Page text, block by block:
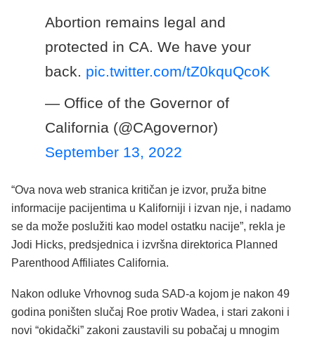
Abortion remains legal and
protected in CA. We have your
back. pic.twitter.com/tZ0kquQcoK
— Office of the Governor of
California (@CAgovernor)
September 13, 2022
“Ova nova web stranica kritičan je izvor, pruža bitne
informacije pacijentima u Kaliforniji i izvan nje, i nadamo
se da može poslužiti kao model ostatku nacije”, rekla je
Jodi Hicks, predsjednica i izvršna direktorica Planned
Parenthood Affiliates California.
Nakon odluke Vrhovnog suda SAD-a kojom je nakon 49
godina poništen slučaj Roe protiv Wadea, i stari zakoni i
novi “okidački” zakoni zaustavili su pobačaj u mnogim